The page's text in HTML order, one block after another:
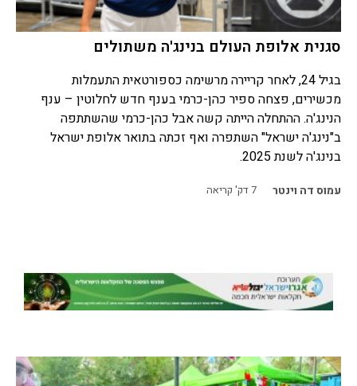
סגנית אלופת העולם בנינג'ה משתולים
בגיל 24, לאחר קריירה מרשימה כספורטאית התעמלות
מכשירים, פצחה ספיר כהן-כרמי בענף חדש לחלוטין – ענף
הנינג'ה. ההתחלה הייתה קשה אבל כהן-כרמי שהשתתפה
ב"נינג'ה ישראל" השתפרה ואף זכתה בתואר אלופת ישראל
בנינג'ה לשנת 2025.
עמוס דה וינטר 7דק' קריאה